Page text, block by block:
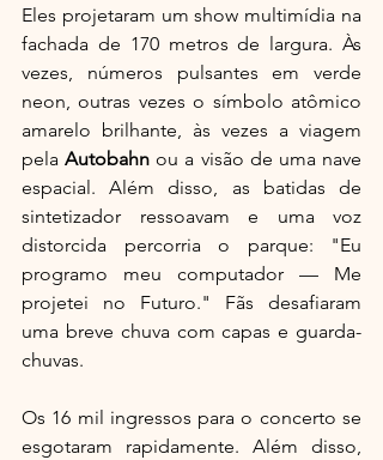
Eles projetaram um show multimídia na
fachada de 170 metros de largura. Às
vezes, números pulsantes em verde
neon, outras vezes o símbolo atômico
amarelo brilhante, às vezes a viagem
pela Autobahn ou a visão de uma nave
espacial. Além disso, as batidas de
sintetizador ressoavam e uma voz
distorcida percorria o parque: "Eu
programo meu computador — Me
projetei no Futuro." Fãs desafiaram
uma breve chuva com capas e guarda-
chuvas.
Os 16 mil ingressos para o concerto se
esgotaram rapidamente. Além disso,